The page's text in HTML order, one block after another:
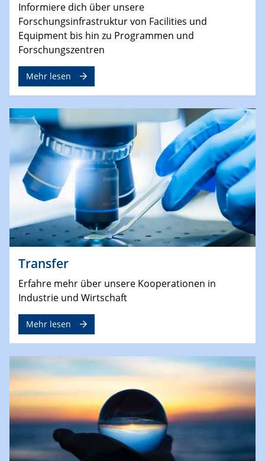
Informiere dich über unsere
Forschungsinfrastruktur von Facilities und
Equipment bis hin zu Programmen und
Forschungszentren
Mehr lesen
Transfer
Erfahre mehr über unsere Kooperationen in
Industrie und Wirtschaft
Mehr lesen